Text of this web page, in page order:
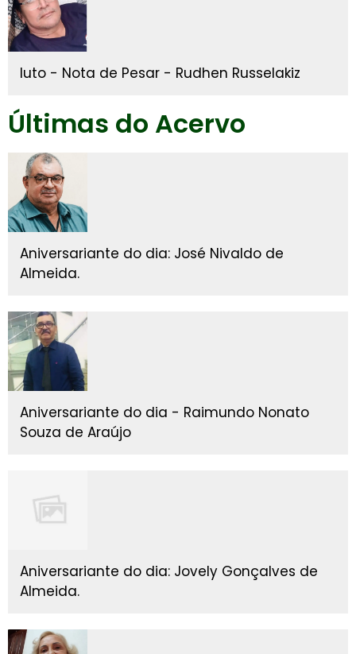
luto - Nota de Pesar - Rudhen Russelakiz
Últimas do Acervo
Aniversariante do dia: José Nivaldo de
Almeida.
Aniversariante do dia - Raimundo Nonato
Souza de Araújo
Aniversariante do dia: Jovely Gonçalves de
Almeida.